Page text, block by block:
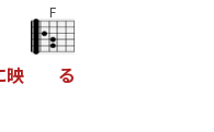
映
F
る